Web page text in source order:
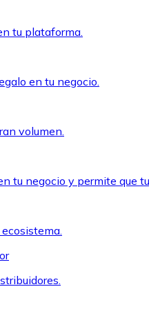
tu plataforma.
en tu negocio.
volumen.
tu negocio y permite que